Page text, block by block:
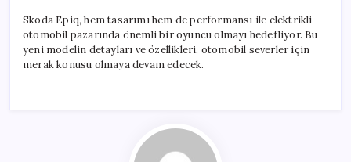
Skoda Epiq, hem tasarımı hem de performansı ile elektrikli
otomobil pazarında önemli bir oyuncu olmayı hedefliyor. Bu
yeni modelin detayları ve özellikleri, otomobil severler için
merak konusu olmaya devam edecek.